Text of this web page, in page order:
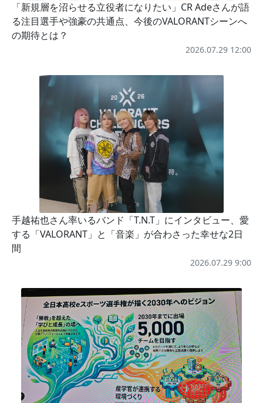
「新規層を沼らせる立役者になりたい」CR Adeさんが語
る注目選手や強豪の共通点、今後のVALORANTシーンへ
の期待とは？
2026.07.29 12:00
手越祐也さん率いるバンド「T.N.T」にインタビュー、愛
する「VALORANT」と「音楽」が合わさった幸せな2日
間
2026.07.29 9:00